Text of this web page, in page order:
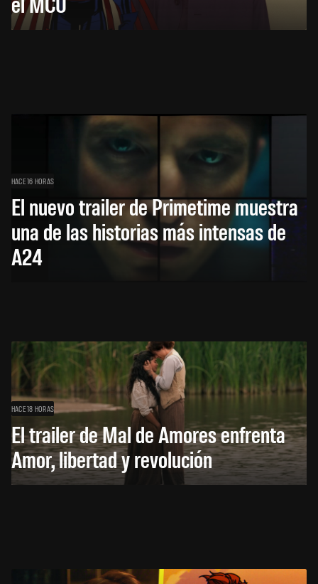
HACE 16 HORAS
El nuevo trailer de Primetime muestra
una de las historias más intensas de
A24
HACE 18 HORAS
El trailer de Mal de Amores enfrenta
Amor, libertad y revolución